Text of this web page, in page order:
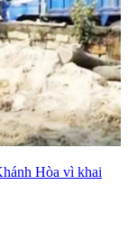
Hòa vì khai